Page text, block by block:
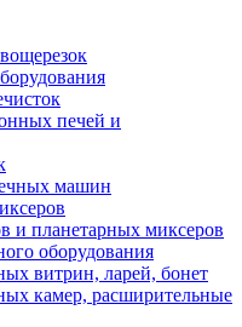
печей и
машин
и планетарных миксеров
оборудования
витрин, ларей, бонет
камер, расширительные